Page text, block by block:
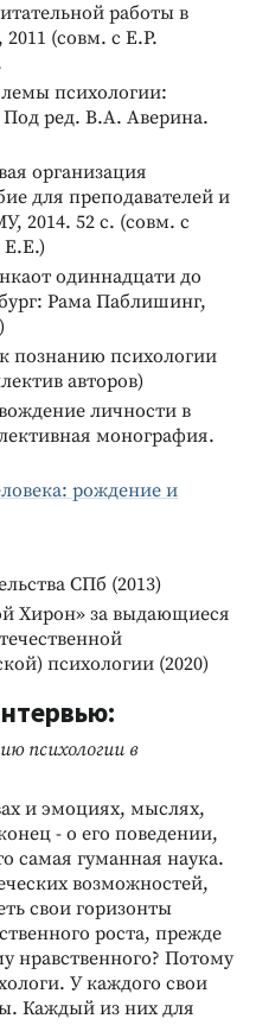
работы в
(совм. с Е.Р.
психологии:
ред. В.А. Аверина.
организация
для преподавателей и
2014. 52 с. (совм. с
Е.Е.)
одиннадцати до
Рама Паблишинг,
познанию психологии
авторов)
личности в
монография.
рождение и
СПб (2013)
Хирон» за выдающиеся
психологии (2020)
психологии в
и эмоциях, мыслях,
- о его поведении,
самая гуманная наука.
возможностей,
свои горизонты
роста, прежде
нравственного? Потому
У каждого свои
Каждый из них для